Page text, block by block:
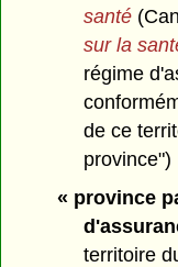
santé
sur la
régime
de ce
province")
« province
territoire